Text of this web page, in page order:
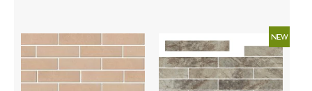
NEW